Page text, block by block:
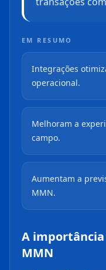
EM RESUMO
Integrações
operacional.
Melhoram a
campo.
Aumentam a
MMN.
A
MMN